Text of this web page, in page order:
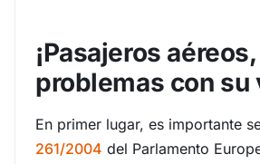
¡Pasajeros
problemas con su
En primer lugar, es importante
261/2004 del Parlamento